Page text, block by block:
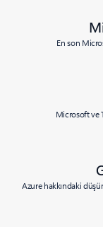
En son
Microsoft ve
Azure hakkındaki